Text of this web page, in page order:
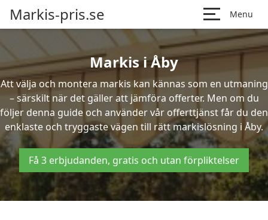
Markis-pris.se Menu
Markis i Åby
Att välja och montera markis kan kännas som en utmaning
– särskilt när det gäller att jämföra offerter. Men om du
följer denna guide och använder vår offerttjänst får du den
enklaste och tryggaste vägen till rätt markislösning i Åby.
Få 3 erbjudanden, gratis och utan förpliktelser